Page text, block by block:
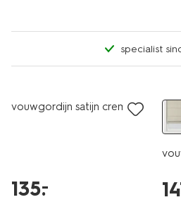
specialist
vouwgordijn satijn creme
135.
–